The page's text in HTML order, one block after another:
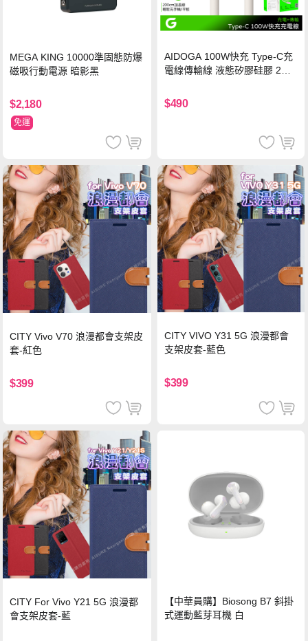
MEGA KING 10000準固態防爆
磁吸行動電源 暗影黑
$2,180
免運
AIDOGA 100W快充 Type-C充
電線傳輸線 液態矽膠硅膠 2M
$490
CITY Vivo V70 浪漫都會支架皮
套-紅色
$399
CITY VIVO Y31 5G 浪漫都會
支架皮套-藍色
$399
CITY For Vivo Y21 5G 浪漫都
會支架皮套-藍
【中華員購】Biosong B7 斜掛
式運動藍芽耳機 白